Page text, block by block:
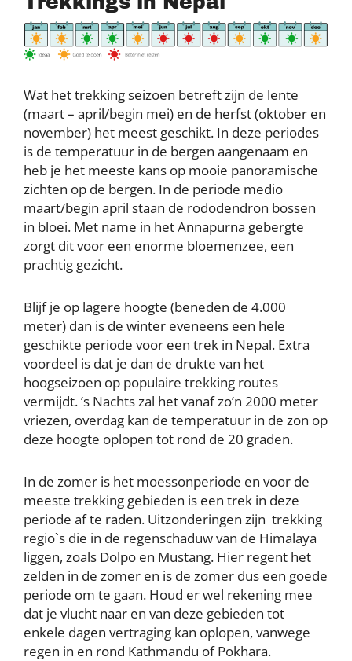
Wat het trekking seizoen betreft zijn de lente
(maart – april/begin mei) en de herfst (oktober en
november) het meest geschikt. In deze periodes
is de temperatuur in de bergen aangenaam en
heb je het meeste kans op mooie panoramische
zichten op de bergen. In de periode medio
maart/begin april staan de rododendron bossen
in bloei. Met name in het Annapurna gebergte
zorgt dit voor een enorme bloemenzee, een
prachtig gezicht.
Blijf je op lagere hoogte (beneden de 4.000
meter) dan is de winter eveneens een hele
geschikte periode voor een trek in Nepal. Extra
voordeel is dat je dan de drukte van het
hoogseizoen op populaire trekking routes
vermijdt. ’s Nachts zal het vanaf zo’n 2000 meter
vriezen, overdag kan de temperatuur in de zon op
deze hoogte oplopen tot rond de 20 graden.
In de zomer is het moessonperiode en voor de
meeste trekking gebieden is een trek in deze
periode af te raden. Uitzonderingen zijn trekking
regio`s die in de regenschaduw van de Himalaya
liggen, zoals Dolpo en Mustang. Hier regent het
zelden in de zomer en is de zomer dus een goede
periode om te gaan. Houd er wel rekening mee
dat je vlucht naar en van deze gebieden tot
enkele dagen vertraging kan oplopen, vanwege
regen in en rond Kathmandu of Pokhara.